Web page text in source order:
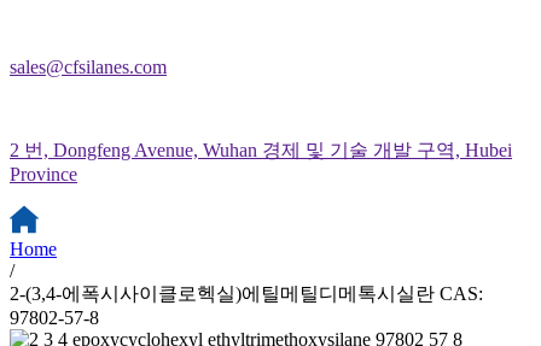
sales@cfsilanes.com
2 번, Dongfeng Avenue, Wuhan 경제 및 기술 개발 구역, Hubei
Province
Home
/
2-(3,4-에폭시사이클로헥실)에틸메틸디메톡시실란 CAS:
97802-57-8